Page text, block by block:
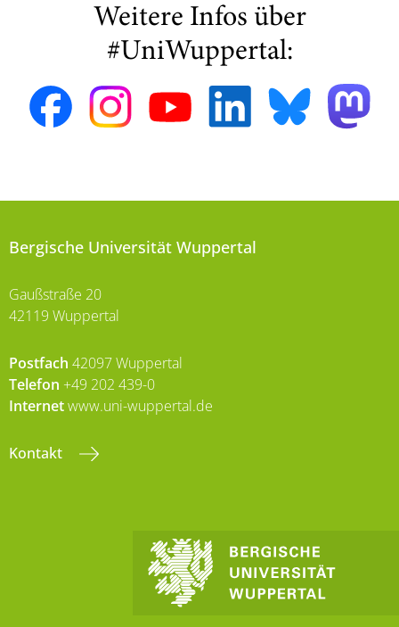
Weitere Infos über
#UniWuppertal:
Bergische Universität Wuppertal
Gaußstraße 20
42119 Wuppertal
Postfach 42097 Wuppertal
Telefon +49 202 439-0
Internetwww.uni-wuppertal.de
Kontakt